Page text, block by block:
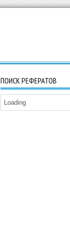
ПОИСК РЕФЕРАТОВ
Loading